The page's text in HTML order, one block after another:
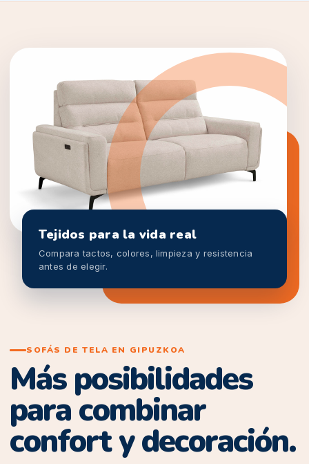
Tejidos para la vida real
Compara tactos, colores, limpieza y resistencia
antes de elegir.
SOFÁS DE TELA EN GIPUZKOA
Más posibilidades
para combinar
confort y decoración.